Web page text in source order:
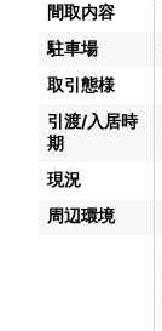
間取内容
駐車場
取引態様
引渡/入居時
期
現況
周辺環境